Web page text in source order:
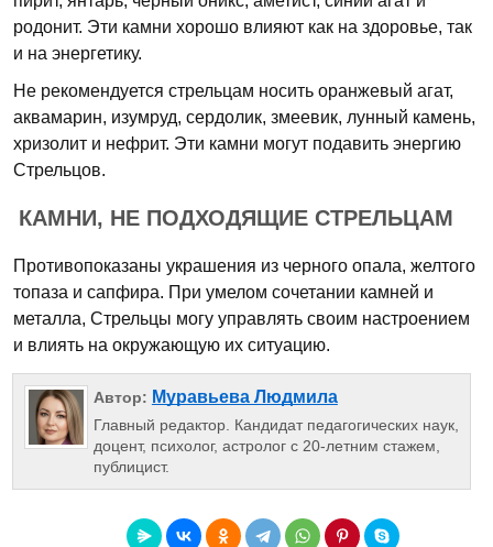
родонит. Эти камни хорошо влияют как на здоровье, так
и на энергетику.
Не рекомендуется стрельцам носить оранжевый агат,
аквамарин, изумруд, сердолик, змеевик, лунный камень,
хризолит и нефрит. Эти камни могут подавить энергию
Стрельцов.
КАМНИ, НЕ ПОДХОДЯЩИЕ СТРЕЛЬЦАМ
Противопоказаны украшения из черного опала, желтого
топаза и сапфира. При умелом сочетании камней и
металла, Стрельцы могу управлять своим настроением
и влиять на окружающую их ситуацию.
Автор: Муравьева Людмила
Главный редактор. Кандидат педагогических наук,
доцент, психолог, астролог с 20-летним стажем,
публицист.